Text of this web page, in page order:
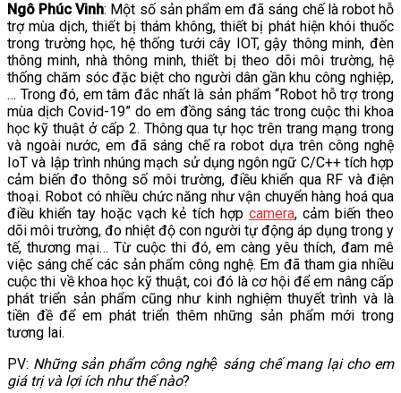
Ngô Phúc Vinh: Một số sản phẩm em đã sáng chế là robot hỗ
trợ mùa dịch, thiết bị thám không, thiết bị phát hiện khói thuốc
trong trường học, hệ thống tưới cây IOT, gậy thông minh, đèn
thông minh, nhà thông minh, thiết bị theo dõi môi trường, hệ
thống chăm sóc đặc biệt cho người dân gần khu công nghiệp,
… Trong đó, em tâm đắc nhất là sản phẩm “Robot hỗ trợ trong
mùa dịch Covid-19” do em đồng sáng tác trong cuộc thi khoa
học kỹ thuật ở cấp 2. Thông qua tự học trên trang mạng trong
và ngoài nước, em đã sáng chế ra robot dựa trên công nghệ
IoT và lập trình nhúng mạch sử dụng ngôn ngữ C/C++ tích hợp
cảm biến đo thông số môi trường, điều khiển qua RF và điện
thoại. Robot có nhiều chức năng như vận chuyển hàng hoá qua
điều khiển tay hoặc vạch kẻ tích hợp camera, cảm biến theo
dõi môi trường, đo nhiệt độ con người tự động áp dụng trong y
tế, thương mại… Từ cuộc thi đó, em càng yêu thích, đam mê
việc sáng chế các sản phẩm công nghệ. Em đã tham gia nhiều
cuộc thi về khoa học kỹ thuật, coi đó là cơ hội để em nâng cấp
phát triển sản phẩm cũng như kinh nghiệm thuyết trình và là
tiền đề để em phát triển thêm những sản phẩm mới trong
tương lai.
PV: Những sản phẩm công nghệ sáng chế mang lại cho em
giá trị và lợi ích như thế nào?